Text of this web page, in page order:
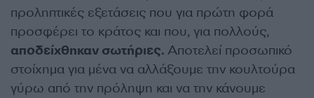
προληπτικές εξετάσεις που για πρώτη φορά
προσφέρει το κράτος και που, για πολλούς,
αποδείχθηκαν σωτήριες. Αποτελεί προσωπικό
στοίχημα για μένα να αλλάξουμε την κουλτούρα
γύρω από την πρόληψη και να την κάνουμε